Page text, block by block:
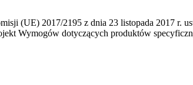
(UE) 2017/2195 z dnia 23‍ listopada 2017 r.
Wymogów dotyczących produktów